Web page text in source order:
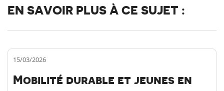
EN SAVOIR PLUS À CE SUJET :
15/03/2026
Mobilité durable et jeunes en